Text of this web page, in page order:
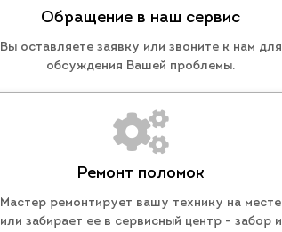
Обращение в наш сервис
Вы оставляете заявку или звоните к нам для
обсуждения Вашей проблемы.
Ремонт поломок
Мастер ремонтирует вашу технику на месте
или забирает ее в сервисный центр - забор и